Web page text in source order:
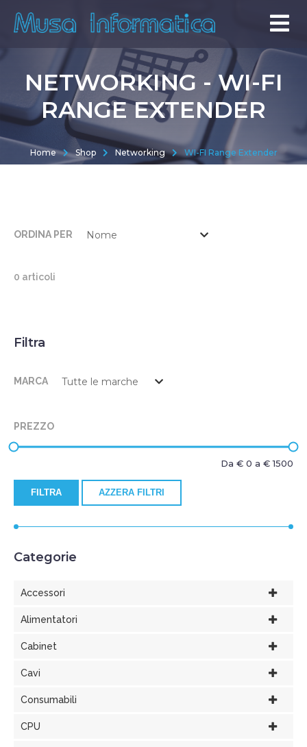
NETWORKING - WI-FI
RANGE EXTENDER
Home Shop Networking WI-FI Range Extender
ORDINA PER
0 articoli
Filtra
MARCA
PREZZO
Da € 0 a €1500
FILTRA AZZERA FILTRI
Categorie
Accessori
Alimentatori
Cabinet
Cavi
Consumabili
CPU